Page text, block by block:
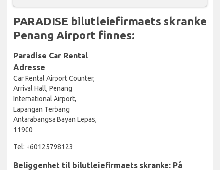
PARADISE bilutleiefirmaets skranke
Penang Airport finnes:
Paradise Car Rental
Adresse
Car Rental Airport Counter,
Arrival Hall, Penang
International Airport,
Lapangan Terbang
Antarabangsa Bayan Lepas,
11900
Tel: +60125798123
Beliggenhet til bilutleiefirmaets skranke: På